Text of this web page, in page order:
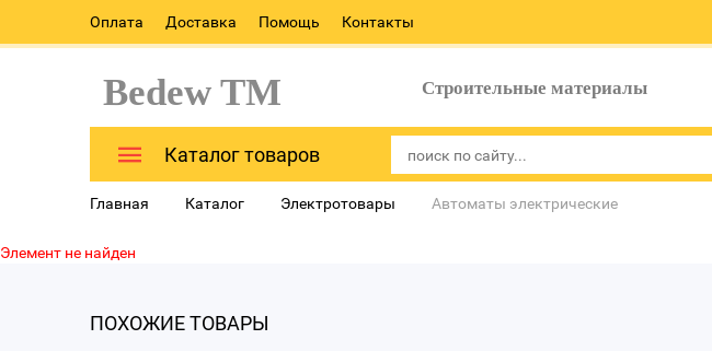
Оплата Доставка Помощь Контакты
Bedew TM Строительные материалы
Каталог товаров
Главная Каталог Электротовары Автоматы электрические
Элемент не найден
ПОХОЖИЕ ТОВАРЫ